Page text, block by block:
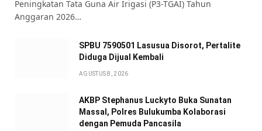
Peningkatan Tata Guna Air Irigasi (P3-TGAI) Tahun
Anggaran 2026…
SPBU 7590501 Lasusua Disorot, Pertalite
Diduga Dijual Kembali
AGUSTUS 8, 2026
AKBP Stephanus Luckyto Buka Sunatan
Massal, Polres Bulukumba Kolaborasi
dengan Pemuda Pancasila